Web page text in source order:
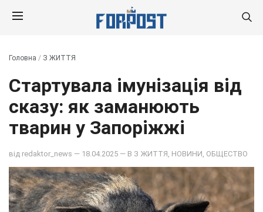
Головна / З ЖИТТЯ
Стартувала імунізація від
сказу: як заманюють
тварин у Запоріжжі
від redaktor_news — 18.04.2025 — В З ЖИТТЯ НОВИНИ ОБЩЕСТВО